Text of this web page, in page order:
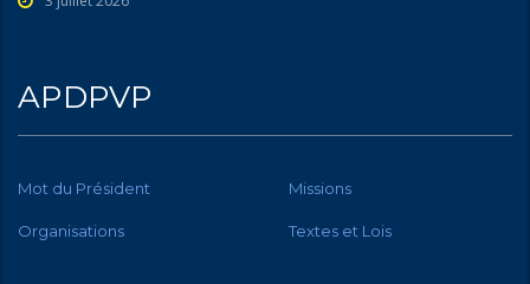
APDPVP
Mot du Président Missions
Organisations Textes et Lois